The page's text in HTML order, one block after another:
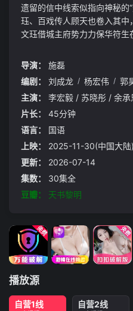
遗留的信中线索似指向神秘的
珏、百戏传人顾天也卷入其中
文珏借城主府势力力保华符生
真相，然而奇诡之事频发，迷
导演：
施磊
编剧：
刘成龙 / 杨宏伟 / 郭
主演：
李宏毅 / 苏晓彤 / 余
片长：
45分钟
语言：
国语
上映：
2025-11-30(中国大陆)
更新：
2026-07-14
集数：
30集全
豆瓣：
天书黎明
播放源
自营1线 自营2线